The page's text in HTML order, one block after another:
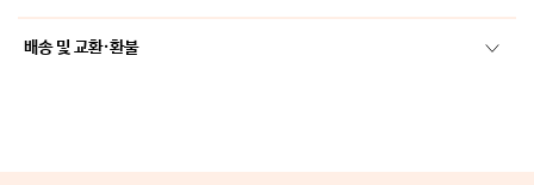
배송 및 교환·환불